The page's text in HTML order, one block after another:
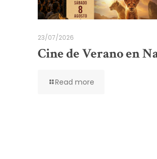
23/07/2026
Cine de Verano en
Read more